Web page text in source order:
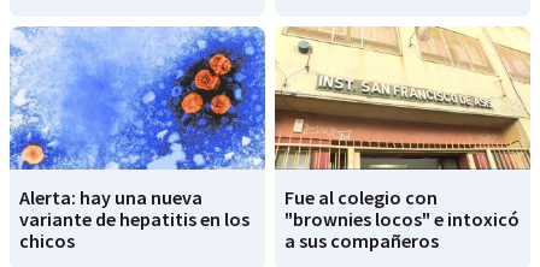
Alerta: hay una nueva
variante de hepatitis en los
chicos
Fue al colegio con
"brownies locos" e intoxicó
a sus compañeros